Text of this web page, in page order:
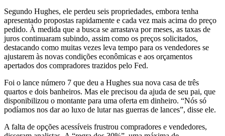
Segundo Hughes, ele perdeu seis propriedades, embora tenha
apresentado propostas rapidamente e cada vez mais acima do preço
pedido. À medida que a busca se arrastava por meses, as taxas de
juros continuaram subindo, assim como os preços solicitados,
destacando como muitas vezes leva tempo para os vendedores se
ajustarem às novas condições econômicas e aos orçamentos
apertados dos compradores trazidos pelo Fed.
Foi o lance número 7 que deu a Hughes sua nova casa de três
quartos e dois banheiros. Mas ele precisou da ajuda de seu pai, que
disponibilizou o montante para uma oferta em dinheiro. “Nós só
podíamos nos dar ao luxo de lutar nas guerras de lances”, disse ele.
A falta de opções acessíveis frustrou compradores e vendedores,